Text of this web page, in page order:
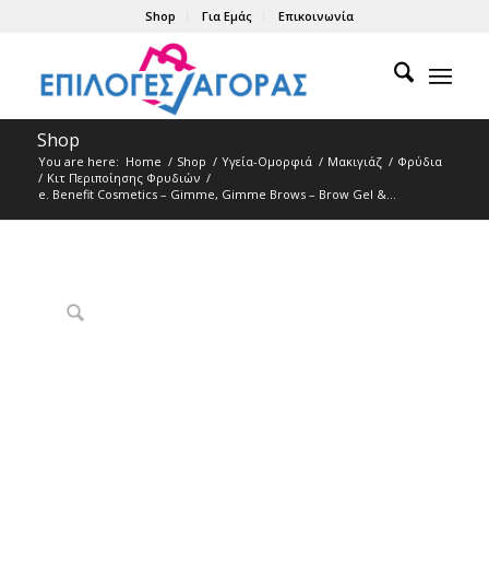
Shop Για Εμάς Επικοινωνία
Shop
You are here: Home / Shop / Υγεία-Ομορφιά / Μακιγιάζ / Φρύδια
/ Κιτ Περιποίησης Φρυδιών /
e. Benefit Cosmetics – Gimme, Gimme Brows – Brow Gel &...